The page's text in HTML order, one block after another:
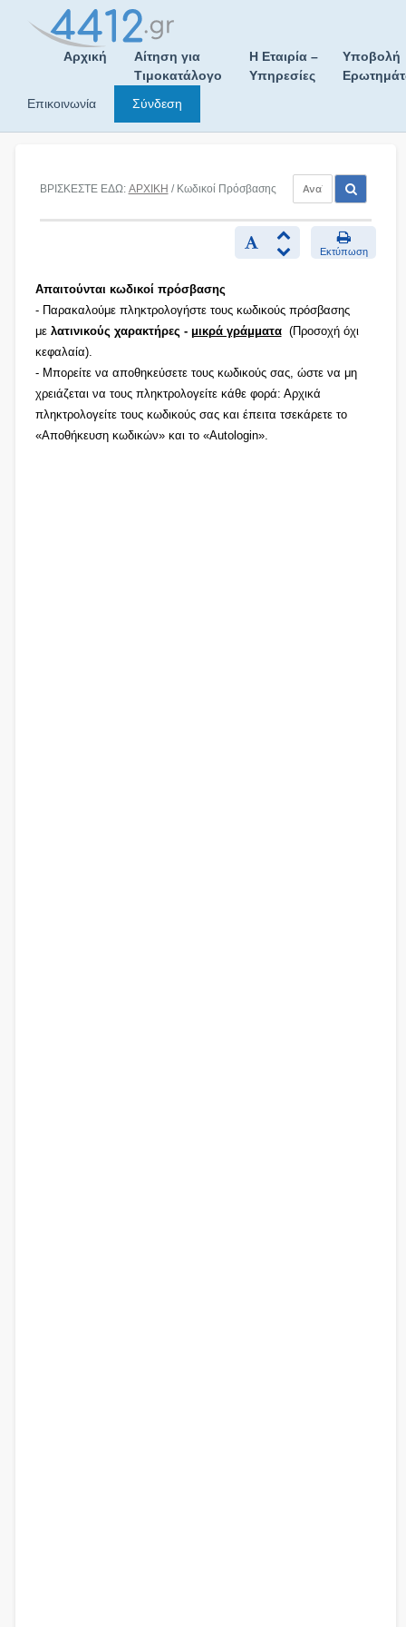
Αρχική
Αίτηση για
Τιμοκατάλογο
Η Εταιρία –
Υπηρεσίες
Υποβολή
Επικοινωνία
Σύνδεση
ΒΡΙΣΚΕΣΤΕ ΕΔΩ: ΑΡΧΙΚΗ / Κωδικοί Πρόσβασης
Εκτύπωση
Απαιτούνται κωδικοί πρόσβασης
- Παρακαλούμε πληκτρολογήστε τους κωδικούς πρόσβασης
με λατινικούς χαρακτήρες - μικρά γράμματα(Προσοχή όχι
κεφαλαία).
- Μπορείτε να αποθηκεύσετε τους κωδικούς σας, ώστε να μη
χρειάζεται να τους πληκτρολογείτε κάθε φορά: Αρχικά
πληκτρολογείτε τους κωδικούς σας και έπειτα τσεκάρετε το
«Αποθήκευση κωδικών» και το «Autologin».